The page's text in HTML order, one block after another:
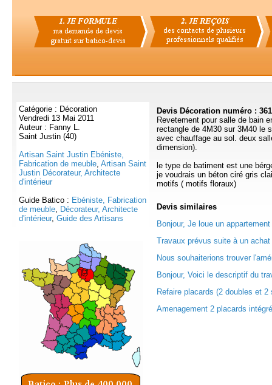
Catégorie : Décoration
Vendredi 13 Mai 2011
Auteur : Fanny L.
Saint Justin (40)
Artisan Saint Justin Ebéniste,
Fabrication de meuble, Artisan Saint
Justin Décorateur, Architecte
d'intérieur
Guide Batico : Ebéniste, Fabrication
de meuble, Décorateur, Architecte
d'intérieur, Guide des Artisans
Devis Décoration numéro :
Revetement pour salle de bain
rectangle de 4M30 sur 3M40 le
avec chauffage au sol. deux
dimension).
le type de batiment est une
je voudrais un béton ciré gris
motifs ( motifs floraux)
Devis similaires
Bonjour, Je loue un
Travaux prévus suite à un
Nous souhaiterions trouver
Bonjour, Voici le descriptif du
Refaire placards (2 doubles et
Amenagement 2 placards